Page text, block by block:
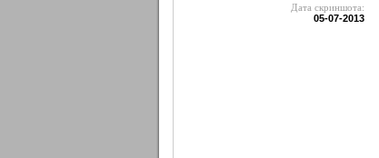
Дата cкриншота:
05-07-2013